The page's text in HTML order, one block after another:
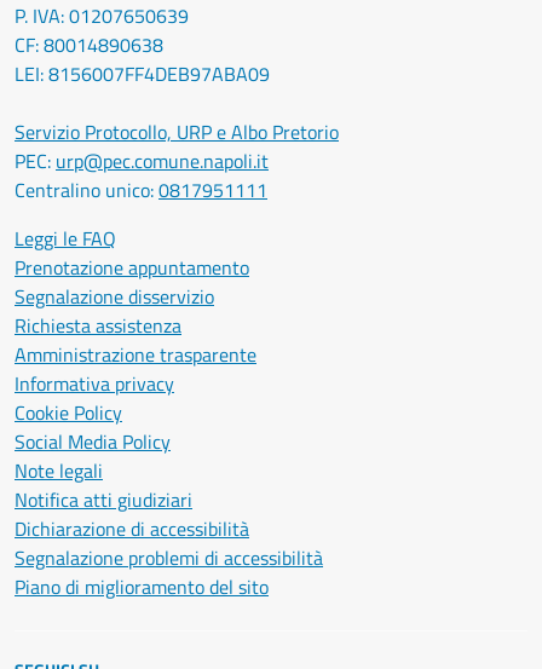
P. IVA: 01207650639
CF: 80014890638
LEI: 8156007FF4DEB97ABA09
Servizio Protocollo, URP e Albo Pretorio
PEC: urp@pec.comune.napoli.it
Centralino unico:0817951111
Leggi le FAQ
Prenotazione appuntamento
Segnalazione disservizio
Richiesta assistenza
Amministrazione trasparente
Informativa privacy
Cookie Policy
Social Media Policy
Note legali
Notifica atti giudiziari
Dichiarazione di accessibilità
Segnalazione problemi di accessibilità
Piano di miglioramento del sito